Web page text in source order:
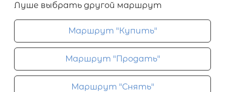
Луше выбрать другой маршрут
Маршрут "Купить"
Маршрут "Продать"
Маршрут "Снять"